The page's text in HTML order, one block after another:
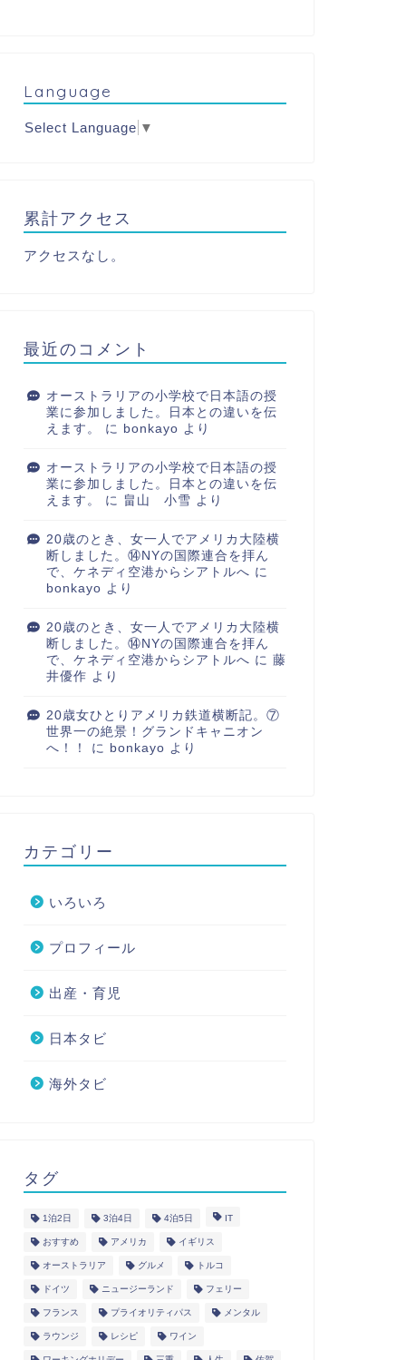
Language
Select Language ▼
累計アクセス
アクセスなし。
最近のコメント
オーストラリアの小学校で日本語の授
業に参加しました。日本との違いを伝
えます。
に bonkayo より
オーストラリアの小学校で日本語の授
業に参加しました。日本との違いを伝
えます。
に 畠山 小雪 より
20歳のとき、女一人でアメリカ大陸横
断しました。⑭NYの国際連合を拝ん
で、ケネディ空港からシアトルへ に
bonkayo より
20歳のとき、女一人でアメリカ大陸横
断しました。⑭NYの国際連合を拝ん
で、ケネディ空港からシアトルへ に 藤
井優作 より
20歳女ひとりアメリカ鉄道横断記。⑦
世界一の絶景！グランドキャニオン
へ！！
に bonkayo より
カテゴリー
いろいろ
プロフィール
出産・育児
日本タビ
海外タビ
タグ
1泊2日 3泊4日 4泊5日 IT
おすすめ アメリカ イギリス
オーストラリア グルメ トルコ
ドイツ ニュージーランド フェリー
フランス プライオリティパス メンタル
ラウンジ レシピ ワイン